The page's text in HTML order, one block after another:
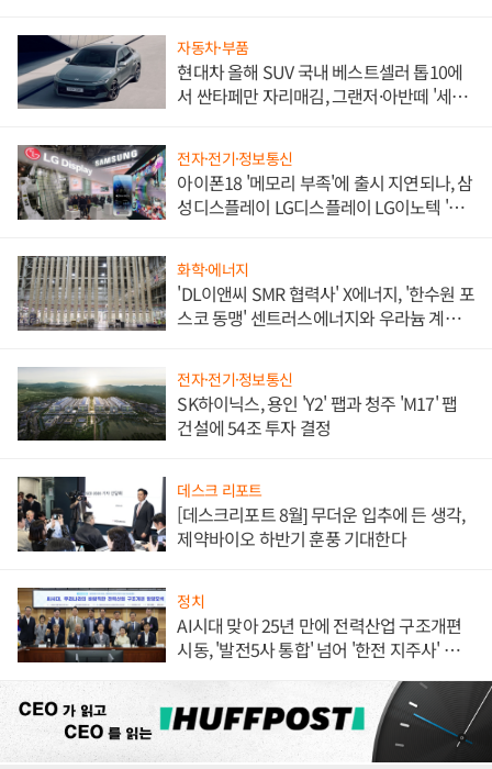
자동차·부품
현대차 올해 SUV 국내 베스트셀러 톱10에
서 싼타페만 자리매김, 그랜저·아반떼 '세단
전자·전기·정보통신
아이폰18 '메모리 부족'에 출시 지연되나, 삼
성디스플레이 LG디스플레이 LG이노텍 '탈
화학·에너지
'DL이앤씨 SMR 협력사' X에너지, '한수원 포
스코 동맹' 센트러스에너지와 우라늄 계약
전자·전기·정보통신
SK하이닉스, 용인 'Y2' 팹과 청주 'M17' 팹
건설에 54조 투자 결정
데스크 리포트
[데스크리포트 8월] 무더운 입추에 든 생각,
제약바이오 하반기 훈풍 기대한다
정치
AI시대 맞아 25년 만에 전력산업 구조개편
시동, '발전5사 통합' 넘어 '한전 지주사' 재편